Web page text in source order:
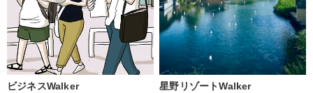
ビジネスWalker 星野リゾートWalker